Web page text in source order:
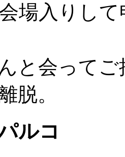
場入りし
と会って
脱。
ルコ